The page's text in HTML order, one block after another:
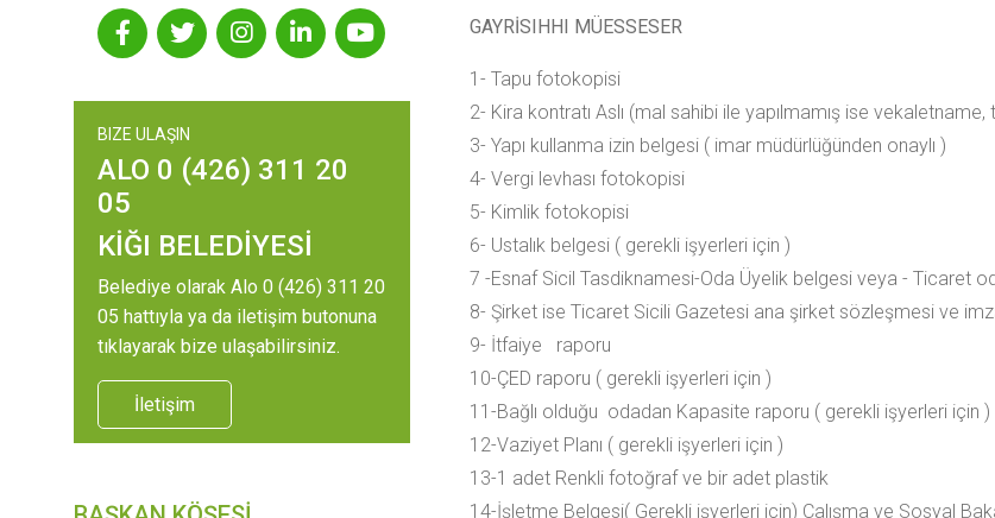
BIZE ULAŞIN
ALO 0 (426) 311 20
05
KİĞI BELEDİYESİ
Belediye olarak Alo 0 (426) 311 20
05 hattıyla ya da iletişim butonuna
tıklayarak bize ulaşabilirsiniz.
İletişim
GAYRİSIHHI MÜESSESER
1- Tapu fotokopisi
2- Kira kontratı Aslı (mal sahibi ile yapılmamış ise
3- Yapı kullanma izin belgesi ( imar müdürlüğünden onaylı )
4- Vergi levhası fotokopisi
5- Kimlik fotokopisi
6- Ustalık belgesi ( gerekli işyerleri için )
7 -Esnaf Sicil Tasdiknamesi-Oda Üyelik belgesi veya - Ticaret
8- Şirket ise Ticaret Sicili Gazetesi ana şirket sözleşmesi ve
9- İtfaiye raporu
10-ÇED raporu ( gerekli işyerleri için )
11-Bağlı olduğu odadan Kapasite raporu ( gerekli işyerleri için )
12-Vaziyet Planı ( gerekli işyerleri için )
13-1 adet Renkli fotoğraf ve bir adet plastik
14-İşletme Belgesi( Gerekli işyerleri için) Çalışma ve Sosyal